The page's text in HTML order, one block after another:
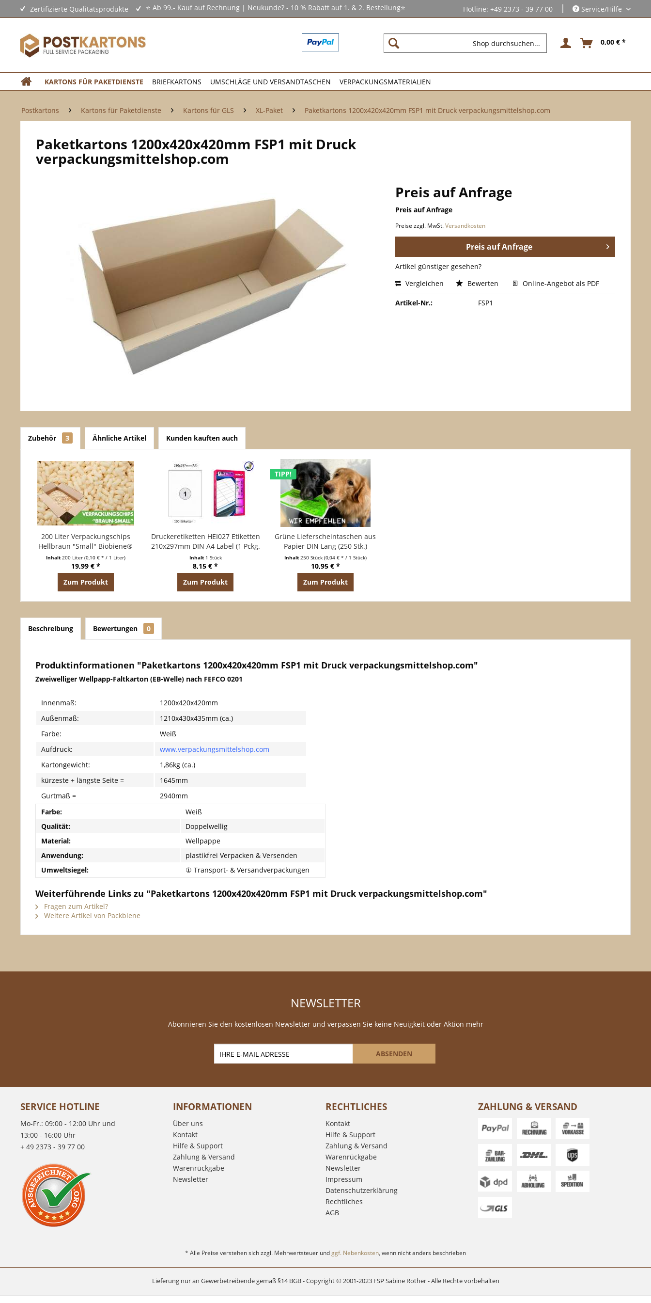
Zertifizierte Qualitätsprodukte ⭐ Ab 99.- Kauf auf Rechnung | Neukunde? - 10 % Rabatt auf 1. & 2. Bestellung⭐ Hotline: +49 2373 - 39 77 00 | Service/Hilfe
0,00 € *
KARTONS FÜR PAKETDIENSTE BRIEFKARTONS UMSCHLÄGE UND VERSANDTASCHEN VERPACKUNGSMATERIALIEN
Postkartons Kartons für Paketdienste Kartons für GLS XL-Paket Paketkartons 1200x420x420mm FSP1 mit Druck verpackungsmittelshop.com
Paketkartons 1200x420x420mm FSP1 mit Druck
verpackungsmittelshop.com
Preis auf Anfrage
Preis auf Anfrage
Preise zzgl. MwSt.Versandkosten
Preis auf Anfrage
Artikel günstiger gesehen?
Vergleichen
Bewerten Online-Angebot als PDF
Artikel-Nr.: FSP1
Zubehör 3 Ähnliche Artikel Kunden kauften auch
200 Liter Verpackungschips
Hellbraun "Small" Biobiene®
kompostierbar
Inhalt 200 Liter (0,10 € * / 1 Liter)
19,99 € *
Zum Produkt
Druckeretiketten HEI027 Etiketten
210x297mm DIN A4 Label (1 Pckg.
á 100 Blatt)
Inhalt 1 Stück
8,15 € *
Zum Produkt
TIPP!
Grüne Lieferscheintaschen aus
Papier DIN Lang (250 Stk.)
Inhalt 250 Stück (0,04 € * / 1 Stück)
10,95 € *
Zum Produkt
Beschreibung Bewertungen 0
Produktinformationen "Paketkartons 1200x420x420mm FSP1 mit Druck verpackungsmittelshop.com"
Zweiwelliger Wellpapp-Faltkarton (EB-Welle) nach FEFCO 0201
Innenmaß:
1200x420x420mm
Außenmaß:
1210x430x435mm (ca.)
Farbe:
Weiß
Aufdruck:
www.verpackungsmittelshop.com
Kartongewicht:
1,86kg (ca.)
kürzeste + längste Seite =
1645mm
Gurtmaß =
2940mm
Farbe:
Weiß
Qualität:
Doppelwellig
Material:
Wellpappe
Anwendung:
plastikfrei Verpacken & Versenden
Umweltsiegel:
① Transport- & Versandverpackungen
Weiterführende Links zu "Paketkartons 1200x420x420mm FSP1 mit Druck verpackungsmittelshop.com"
Fragen zum Artikel?
Weitere Artikel von Packbiene
NEWSLETTER
Abonnieren Sie den kostenlosen Newsletter und verpassen Sie keine Neuigkeit oder Aktion mehr
ABSENDEN
SERVICE HOTLINE
Mo-Fr.: 09:00 - 12:00 Uhr und
13:00 - 16:00 Uhr
+ 49 2373 - 39 77 00
INFORMATIONEN
Über uns
Kontakt
Hilfe & Support
Zahlung & Versand
Warenrückgabe
Newsletter
RECHTLICHES
Kontakt
Hilfe & Support
Zahlung & Versand
Warenrückgabe
Newsletter
Impressum
Datenschutzerklärung
Rechtliches
AGB
ZAHLUNG & VERSAND
* Alle Preise verstehen sich zzgl. Mehrwertsteuer undggf. Nebenkosten, wenn nicht anders beschrieben
Lieferung nur an Gewerbetreibende gemäß §14 BGB - Copyright © 2001-2023 FSP Sabine Rother - Alle Rechte vorbehalten